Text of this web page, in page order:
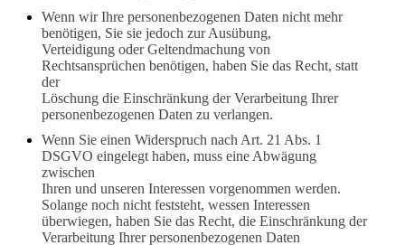
Wenn wir Ihre personenbezogenen Daten nicht mehr
benötigen, Sie sie jedoch zur Ausübung,
Verteidigung oder Geltendmachung von
Rechtsansprüchen benötigen, haben Sie das Recht, statt
der
Löschung die Einschränkung der Verarbeitung Ihrer
personenbezogenen Daten zu verlangen.
Wenn Sie einen Widerspruch nach Art. 21 Abs. 1
DSGVO eingelegt haben, muss eine Abwägung
zwischen
Ihren und unseren Interessen vorgenommen werden.
Solange noch nicht feststeht, wessen Interessen
überwiegen, haben Sie das Recht, die Einschränkung der
Verarbeitung Ihrer personenbezogenen Daten